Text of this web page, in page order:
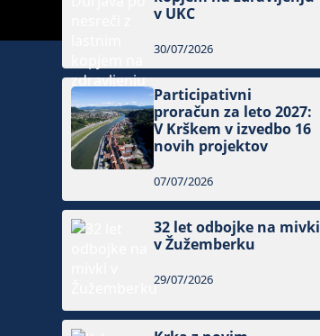
v UKC
30/07/2026
Participativni
proračun za leto 2027:
V Krškem v izvedbo 16
novih projektov
07/07/2026
32 let odbojke na mivki
v Žužemberku
29/07/2026